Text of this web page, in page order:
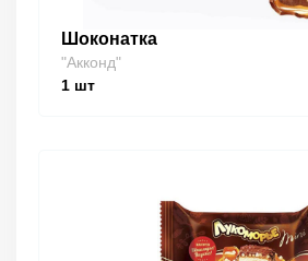
Шоконатка
"Акконд"
1 шт